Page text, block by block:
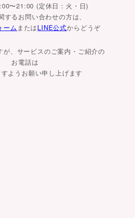
〜21:00 (定休日：火・日)
するお問い合わせの方は、
ーム またはLINE公式からどうぞ
が、サービスのご案内・ご紹介の
お電話は
ようお願い申し上げます